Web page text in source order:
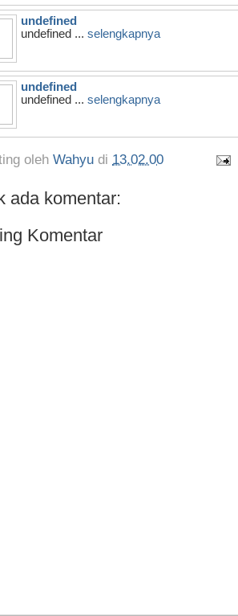
undefined
undefined ... selengkapnya
undefined
undefined ... selengkapnya
oleh Wahyu di 13.02.00
ada komentar:
Komentar